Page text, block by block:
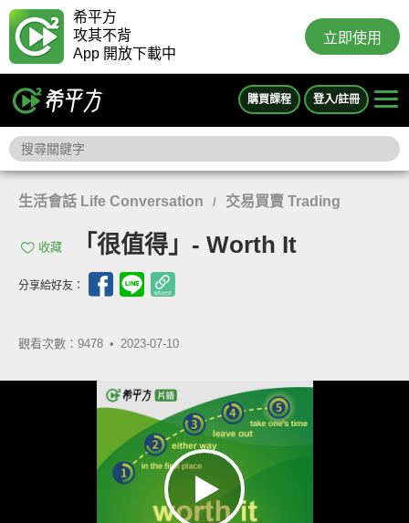
希平方
攻其不背
App 開放下載中
立即使用
購買課程 登入/註冊
生活會話 Life Conversation / 交易買賣 Trading
收藏 「很值得」- Worth It
分享給好友：
觀看次數：9478 • 2023-07-10